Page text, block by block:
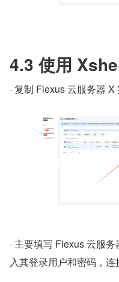
4.3 使用
· 复制 Flexus 云服务器
· 主要填写 Flexus 云服
入其登录用户和密码，连